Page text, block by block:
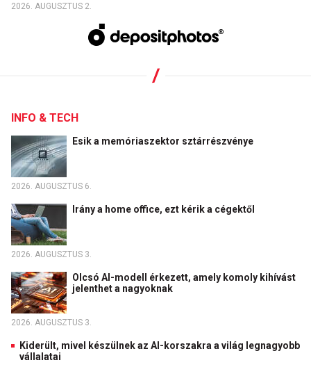
2026. AUGUSZTUS 2.
INFO & TECH
Esik a memóriaszektor sztárrészvénye
2026. AUGUSZTUS 6.
Irány a home office, ezt kérik a cégektől
2026. AUGUSZTUS 3.
Olcsó AI-modell érkezett, amely komoly kihívást
jelenthet a nagyoknak
2026. AUGUSZTUS 3.
Kiderült, mivel készülnek az AI-korszakra a világ legnagyobb
vállalatai